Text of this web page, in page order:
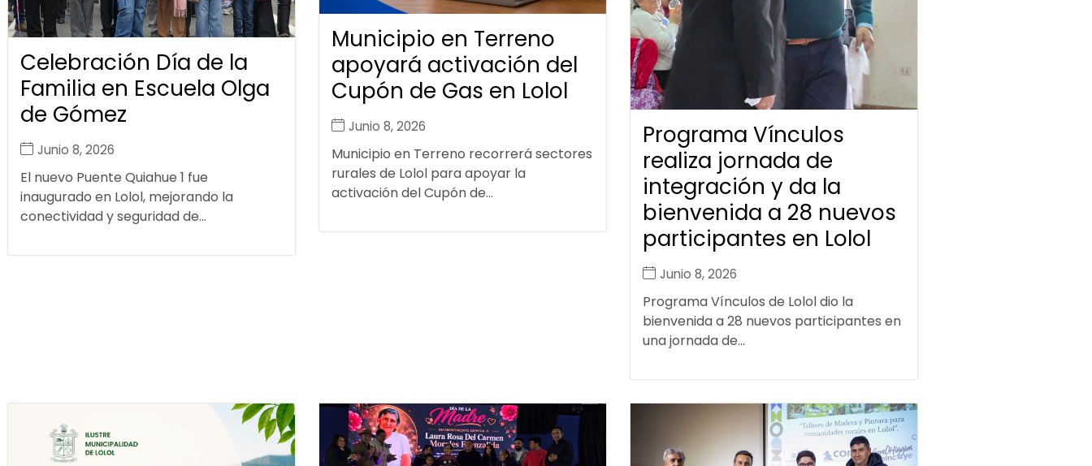
Celebración Día de la
Familia en Escuela Olga
de Gómez
Junio 8, 2026
El nuevo Puente Quiahue 1 fue
inaugurado en Lolol, mejorando la
conectividad y seguridad de...
Municipio en Terreno
apoyará activación del
Cupón de Gas en Lolol
Junio 8, 2026
Municipio en Terreno recorrerá sectores
rurales de Lolol para apoyar la
activación del Cupón de...
Programa Vínculos
realiza jornada de
integración y da la
bienvenida a 28 nuevos
participantes en Lolol
Junio 8, 2026
Programa Vínculos de Lolol dio la
bienvenida a 28 nuevos participantes en
una jornada de...